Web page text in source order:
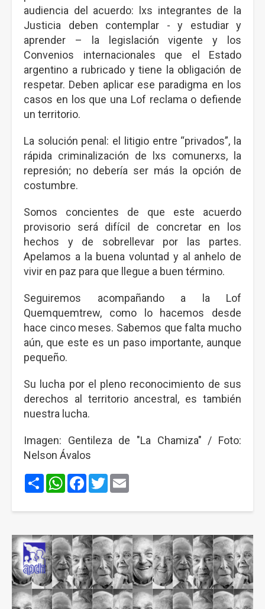
audiencia del acuerdo: lxs integrantes de la
Justicia deben contemplar - y estudiar y
aprender – la legislación vigente y los
Convenios internacionales que el Estado
argentino a rubricado y tiene la obligación de
respetar. Deben aplicar ese paradigma en los
casos en los que una Lof reclama o defiende
un territorio.
La solución penal: el litigio entre “privados”, la
rápida criminalización de lxs comunerxs, la
represión; no debería ser más la opción de
costumbre.
Somos concientes de que este acuerdo
provisorio será difícil de concretar en los
hechos y de sobrellevar por las partes.
Apelamos a la buena voluntad y al anhelo de
vivir en paz para que llegue a buen término.
Seguiremos acompañando a la Lof
Quemquemtrew, como lo hacemos desde
hace cinco meses. Sabemos que falta mucho
aún, que este es un paso importante, aunque
pequeño.
Su lucha por el pleno reconocimiento de sus
derechos al territorio ancestral, es también
nuestra lucha.
Imagen: Gentileza de "La Chamiza" / Foto:
Nelson Ávalos
ShareWhatsApp
Facebook
Twitter